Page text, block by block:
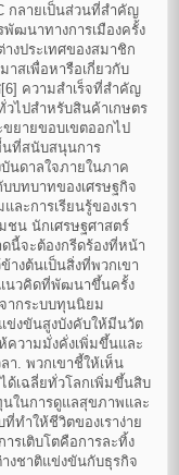
กลายเป็นส่วนที่สำคัญ
ฒนาทางการเมืองครั้ง
งประเทศของสมาชิก
าสเพื่อหารือเกี่ยวกับ
[6] ความสำเร็จที่สำคัญ
วไปสำหรับสินค้าเกษตร
ยายขอบเขตออกไป
นที่สนับสนุนการ
นดาลใจภายในภาค
บทบาทของเศรษฐกิจ
ะการเรียนรู้ของเรา
ชน นักเศรษฐศาสตร์
นี้จะต้องกรีดร้องที่หน้า
างต้นเป็นสิ่งที่พวกเขา
นวคิดที่พัฒนาขึ้นครั้ง
ากระบบทุนนิยม
ข่งขันสูงบังคับให้มีนวัต
ความมั่งคั่งเพิ่มขึ้นและ
. พวกเขาชี้ให้เห็น
ด้เฉลี่ยทั่วโลกเพิ่มขึ้นสิบ
นในการดูแลสุขภาพและ
ทำให้ชีวิตของเราง่าย
รเติบโตคือการละทิ้ง
งชาติแข่งขันกับธุรกิจ